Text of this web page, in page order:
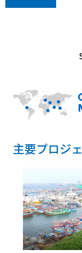
絞り込み :
主要プロジ